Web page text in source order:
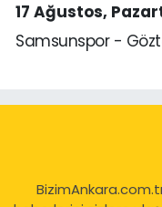
17 Ağustos,
Samsunspor -